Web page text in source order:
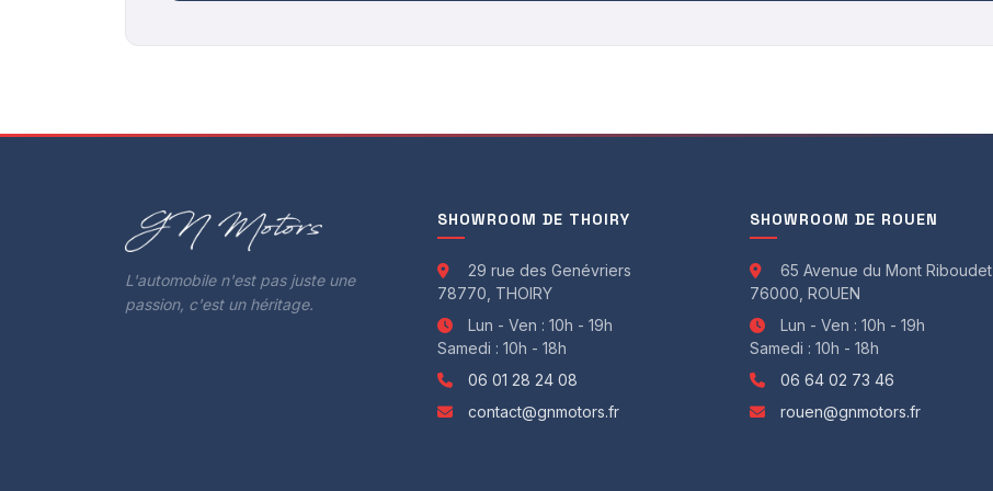
Clignotants blancs
Étriers de freins rouges
Lave-phares
L'automobile n'est pas juste une
passion, c'est un héritage.
SHOWROOM DE THOIRY
29 rue des Genévriers
78770, THOIRY
Lun - Ven : 10h - 19h
Samedi : 10h - 18h
06 01 28 24 08
contact@gnmotors.fr
SHOWROOM DE ROUEN
65 Avenue du Mont Riboudet
76000, ROUEN
Lun - Ven : 10h - 19h
Samedi : 10h - 18h
06 64 02 73 46
rouen@gnmotors.fr